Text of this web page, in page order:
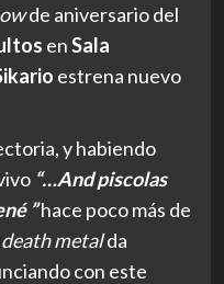
de aniversario del
enSala
estrena nuevo
y habiendo
“…And piscolas
”hace poco más de
death metalda
con este